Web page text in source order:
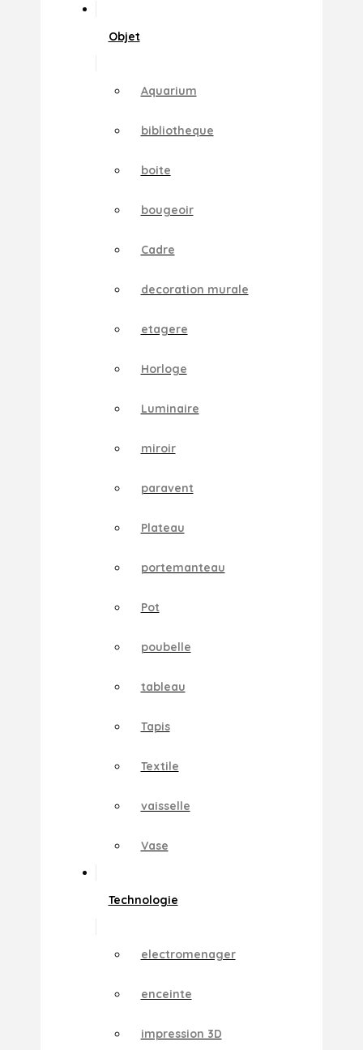
Objet
Aquarium
bibliotheque
boite
bougeoir
Cadre
decoration murale
etagere
Horloge
Luminaire
miroir
paravent
Plateau
portemanteau
Pot
poubelle
tableau
Tapis
Textile
vaisselle
Vase
Technologie
electromenager
enceinte
impression 3D